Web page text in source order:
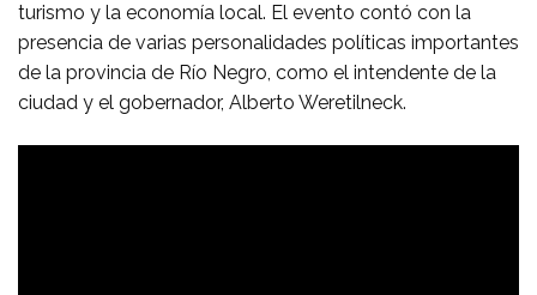
turismo y la economía local. El evento contó con la
presencia de varias personalidades políticas importantes
de la provincia de Río Negro, como el intendente de la
ciudad y el gobernador, Alberto Weretilneck.